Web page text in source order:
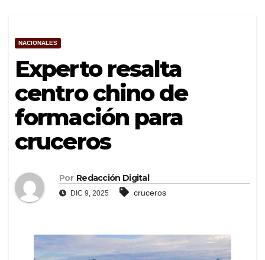
NACIONALES
Experto resalta
centro chino de
formación para
cruceros
Por Redacción Digital
DIC 9, 2025 cruceros